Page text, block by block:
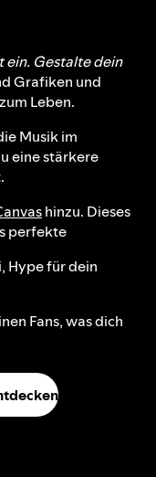
ein. Gestalte dein
Grafiken und
Leben.
Musik im
eine stärkere
hinzu. Dieses
perfekte
Hype für dein
Fans, was dich